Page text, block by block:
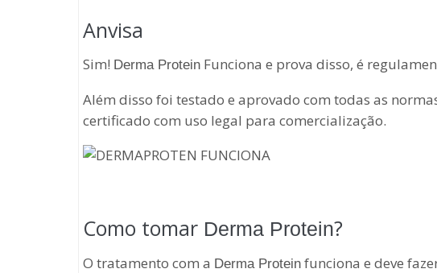
Anvisa
Sim! Derma Protein Funciona e prova disso, é
Além disso foi testado e aprovado com todas as
certificado com uso legal para comercialização.
Como tomar Derma Protein?
O tratamento com a Derma Protein funciona e deve